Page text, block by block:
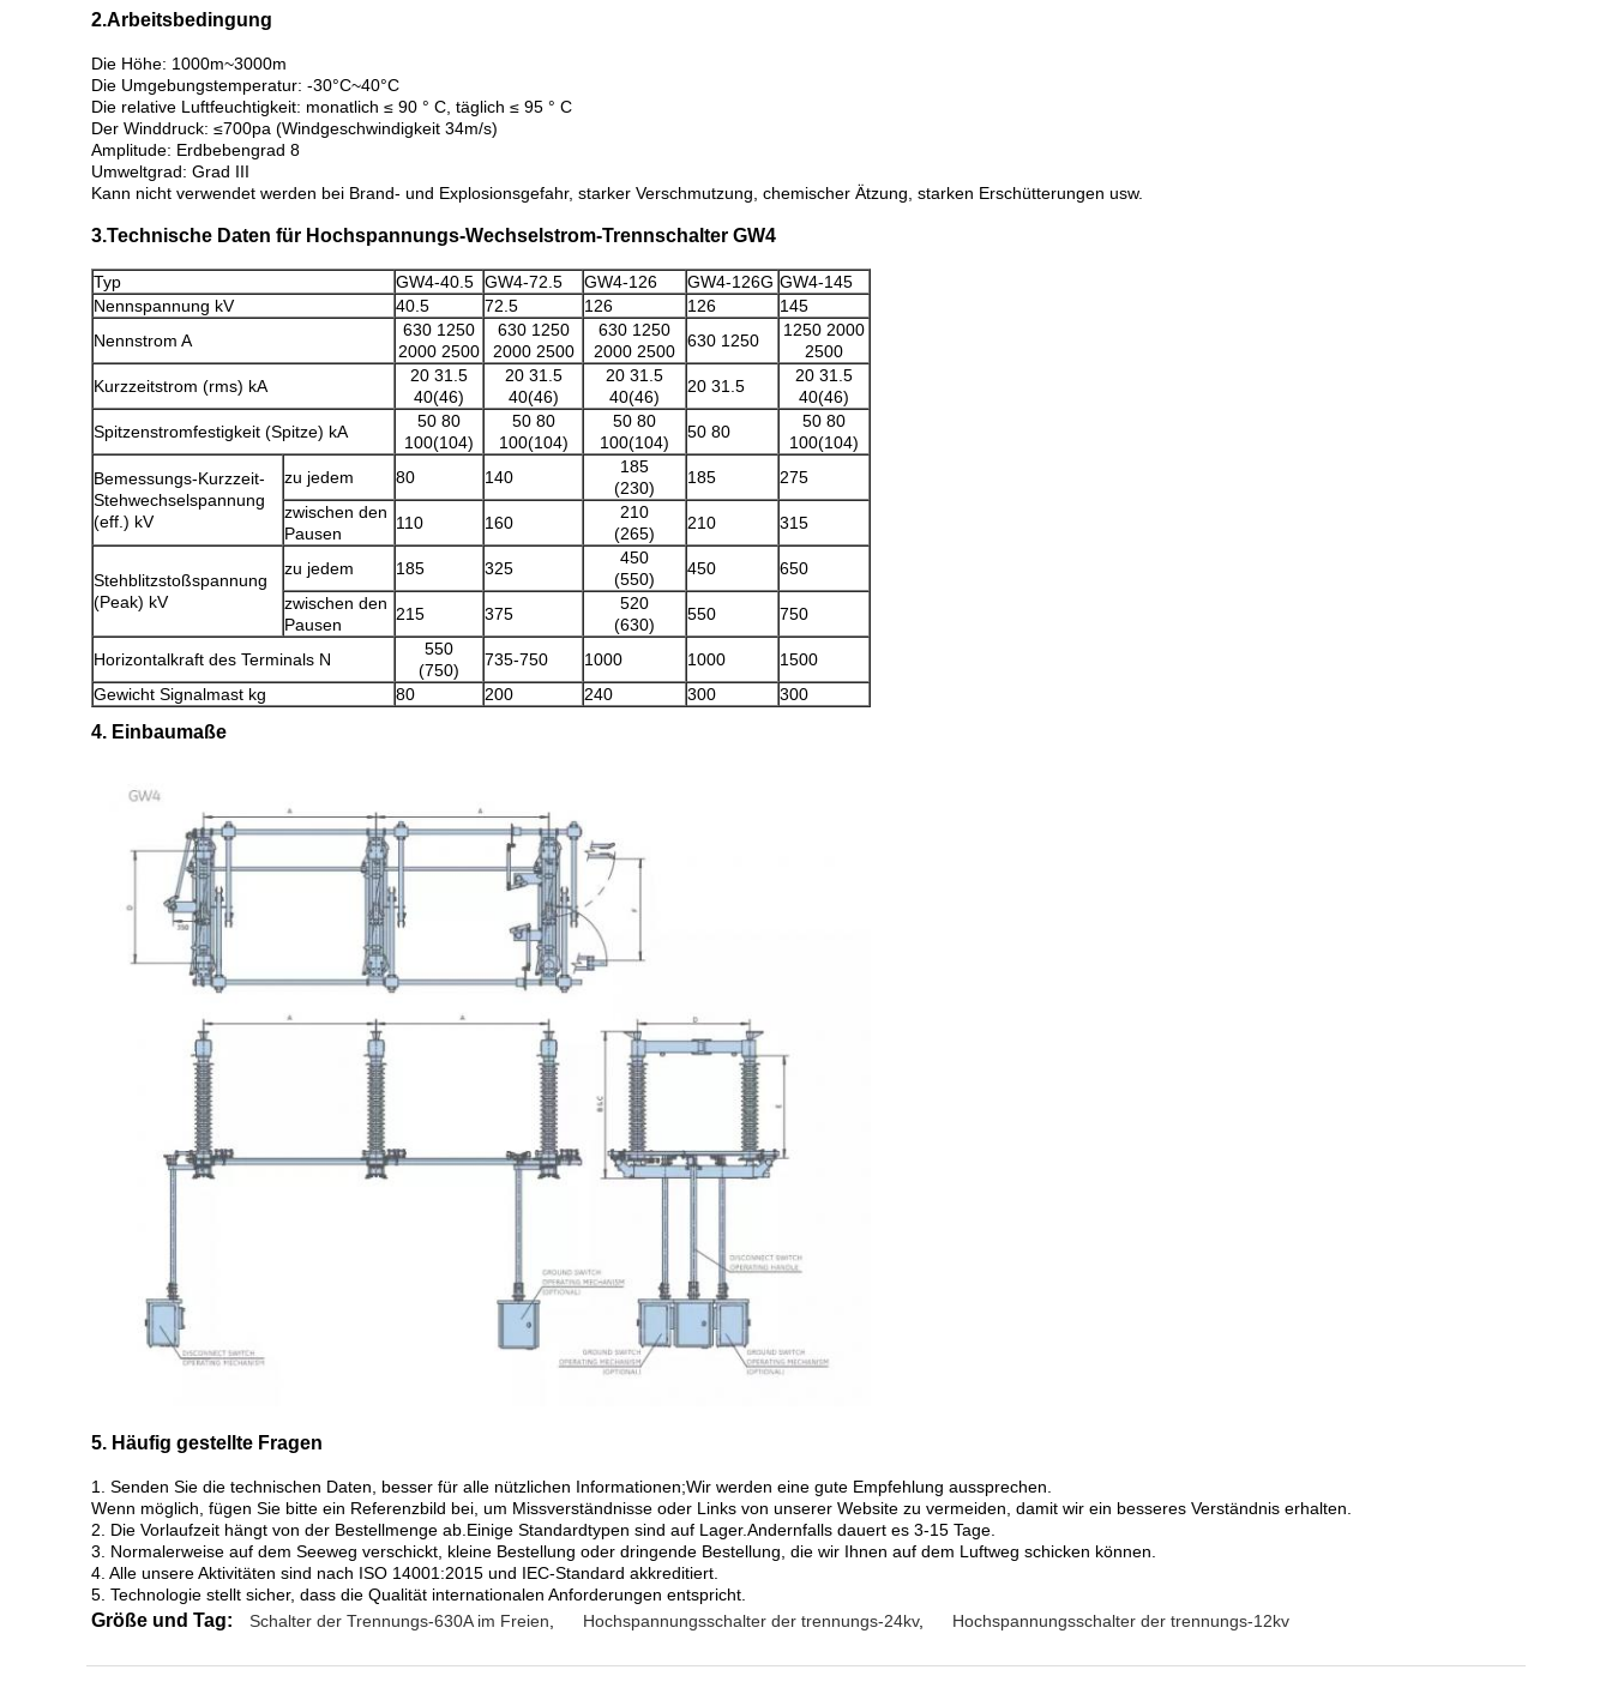
2.Arbeitsbedingung
Die Höhe: 1000m~3000m
Die Umgebungstemperatur: -30°C~40°C
Die relative Luftfeuchtigkeit: monatlich ≤ 90 ° C, täglich ≤ 95 ° C
Der Winddruck: ≤700pa (Windgeschwindigkeit 34m/s)
Amplitude: Erdbebengrad 8
Umweltgrad: Grad III
Kann nicht verwendet werden bei Brand- und Explosionsgefahr, starker Verschmutzung, chemischer Ätzung, starken Erschütterungen usw.
3.Technische Daten für Hochspannungs-Wechselstrom-Trennschalter GW4
Typ GW4-40.5 GW4-72.5 GW4-126 GW4-126G GW4-145
Nennspannung kV
40.5 72.5 126 126
145
Nennstrom A
630 1250
2000 2500
630 1250
2000 2500
630 1250
2000 2500
630 1250
1250 2000
2500
Kurzzeitstrom (rms) kA
20 31.5
40(46)
20 31.5
40(46)
20 31.5
40(46)
20 31.5
20 31.5
40(46)
Spitzenstromfestigkeit (Spitze) kA
50 80
100(104)
50 80
100(104)
50 80
100(104)
50 80
50 80
100(104)
Bemessungs-Kurzzeit-
Stehwechselspannung
(eff.) kV
zu jedem 80 140
185
(230)
185
275
zwischen den
Pausen
110 160
210
(265)
210 315
Stehblitzstoßspannung
(Peak) kV
zu jedem 185 325
450
(550)
450
650
zwischen den
Pausen
215 375
520
(630)
550 750
Horizontalkraft des Terminals N
550
(750)
735-750 1000 1000
1500
Gewicht Signalmast kg
80 200 240 300 300
4. Einbaumaße
5. Häufig gestellte Fragen
1. Senden Sie die technischen Daten, besser für alle nützlichen Informationen;Wir werden eine gute Empfehlung aussprechen.
Wenn möglich, fügen Sie bitte ein Referenzbild bei, um Missverständnisse oder Links von unserer Website zu vermeiden, damit wir ein besseres Verständnis erhalten.
2. Die Vorlaufzeit hängt von der Bestellmenge ab.Einige Standardtypen sind auf Lager.Andernfalls dauert es 3-15 Tage.
3. Normalerweise auf dem Seeweg verschickt, kleine Bestellung oder dringende Bestellung, die wir Ihnen auf dem Luftweg schicken können.
4. Alle unsere Aktivitäten sind nach ISO 14001:2015 und IEC-Standard akkreditiert.
5. Technologie stellt sicher, dass die Qualität internationalen Anforderungen entspricht.
Größe und Tag: Schalter der Trennungs-630A im Freien Hochspannungsschalter der trennungs-24kv, Hochspannungsschalter der trennungs-12kv